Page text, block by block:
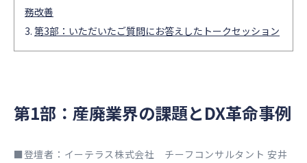
務改善
第3部：いただいたご質問にお答えしたトークセッション
第1部：産廃業界の課題とDX革命事例
■登壇者：イーテラス株式会社 チーフコンサルタント 安井